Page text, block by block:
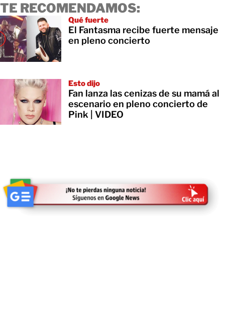
TE RECOMENDAMOS:
Qué fuerte
El Fantasma recibe fuerte mensaje
en pleno concierto
Esto dijo
Fan lanza las cenizas de su mamá al
escenario en pleno concierto de
Pink | VIDEO